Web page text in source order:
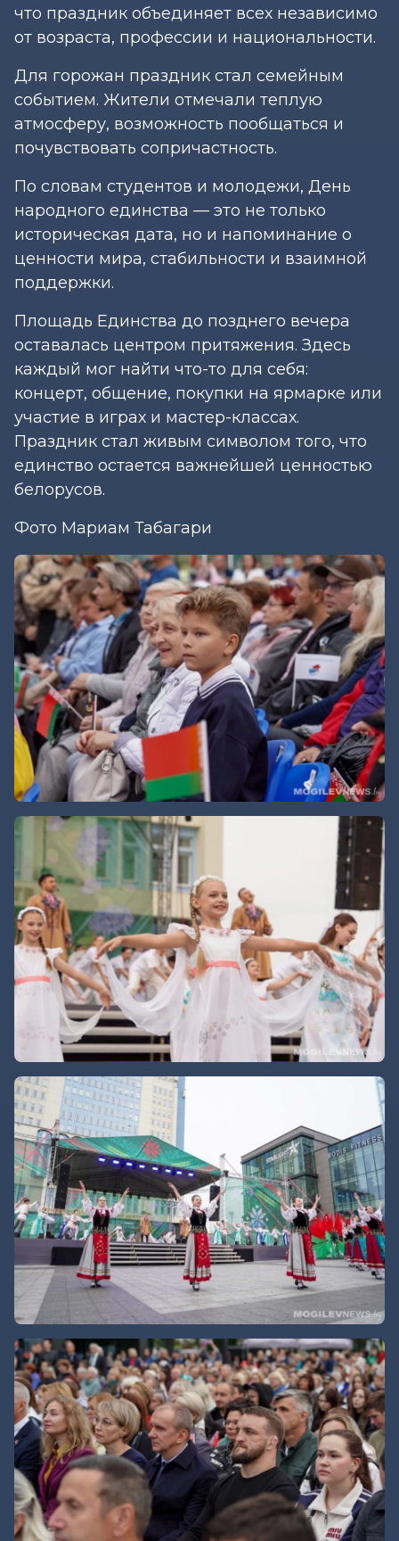
что праздник объединяет всех независимо
от возраста, профессии и национальности.
Для горожан праздник стал семейным
событием. Жители отмечали теплую
атмосферу, возможность пообщаться и
почувствовать сопричастность.
По словам студентов и молодежи, День
народного единства — это не только
историческая дата, но и напоминание о
ценности мира, стабильности и взаимной
поддержки.
Площадь Единства до позднего вечера
оставалась центром притяжения. Здесь
каждый мог найти что-то для себя:
концерт, общение, покупки на ярмарке или
участие в играх и мастер-классах.
Праздник стал живым символом того, что
единство остается важнейшей ценностью
белорусов.
Фото Мариам Табагари